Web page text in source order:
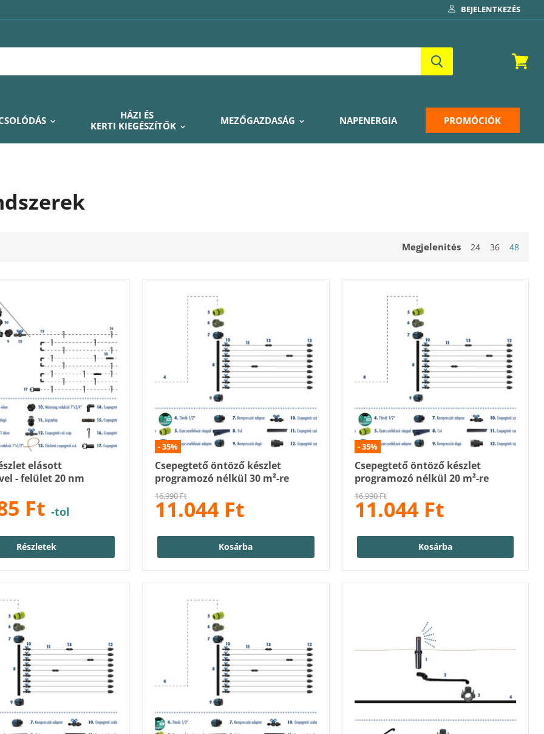
BEJELENTKEZÉS
HÁZI ÉS
KERTI KIEGÉSZÍTŐK
MEZŐGAZDASÁG NAPENERGIA PROMÓCIÓK
Megjelenités 24 36 48
elásott
- felület 20 nm
Ft -tol
Részletek
-35%
Csepegtető öntöző készlet
programozó nélkül 30 m²-re
Eredeti
ár
16.990 Ft
Ár
11.044 Ft
Kosárba
-35%
Csepegtető öntöző készlet
programozó nélkül 20 m²-re
Eredeti
ár
16.990 Ft
Ár
11.044 Ft
Kosárba